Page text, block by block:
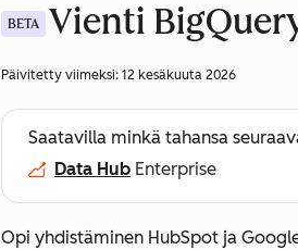
BETA Vienti
Päivitetty viimeksi: 12 kesäkuuta 2026
Saatavilla minkä tahansa
Data Hub Enterprise
Opi yhdistäminen HubSpot ja